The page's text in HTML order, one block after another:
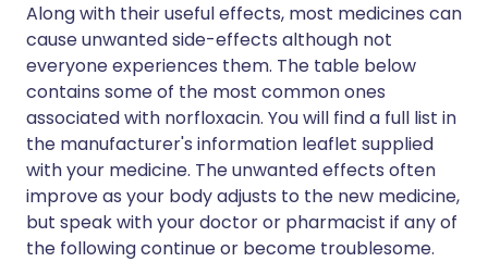
Along with their useful effects, most medicines can
cause unwanted side-effects although not
everyone experiences them. The table below
contains some of the most common ones
associated with norfloxacin. You will find a full list in
the manufacturer's information leaflet supplied
with your medicine. The unwanted effects often
improve as your body adjusts to the new medicine,
but speak with your doctor or pharmacist if any of
the following continue or become troublesome.